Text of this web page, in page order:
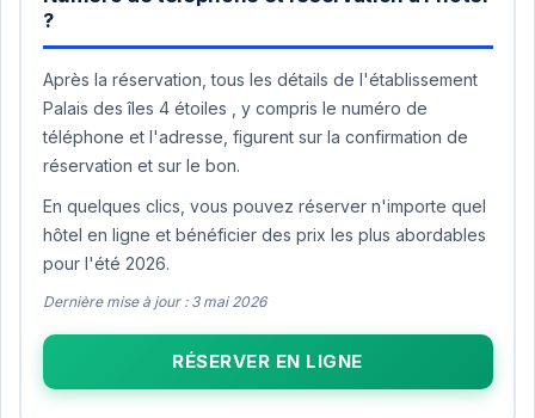
?
Après la réservation, tous les détails de l'établissement
Palais des îles 4 étoiles , y compris le numéro de
téléphone et l'adresse, figurent sur la confirmation de
réservation et sur le bon.
En quelques clics, vous pouvez réserver n'importe quel
hôtel en ligne et bénéficier des prix les plus abordables
pour l'été 2026.
Dernière mise à jour : 3 mai 2026
RÉSERVER EN LIGNE